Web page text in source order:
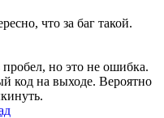
что за баг такой.
пробел, но это не ошибка.
код на выходе. Вероятно